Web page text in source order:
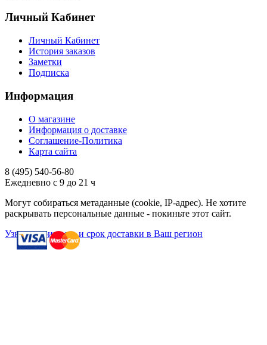
Личный Кабинет
Личный Кабинет
История заказов
Заметки
Подписка
Информация
О магазине
Информация о доставке
Соглашение-Политика
Карта сайта
8 (495) 540-56-80
Ежедневно с 9 до 21 ч
Могут собираться метаданные (cookie, IP-адрес). Не хотите
раскрывать персональные данные - покиньте этот сайт.
Узнать стоимость и срок доставки в Ваш регион